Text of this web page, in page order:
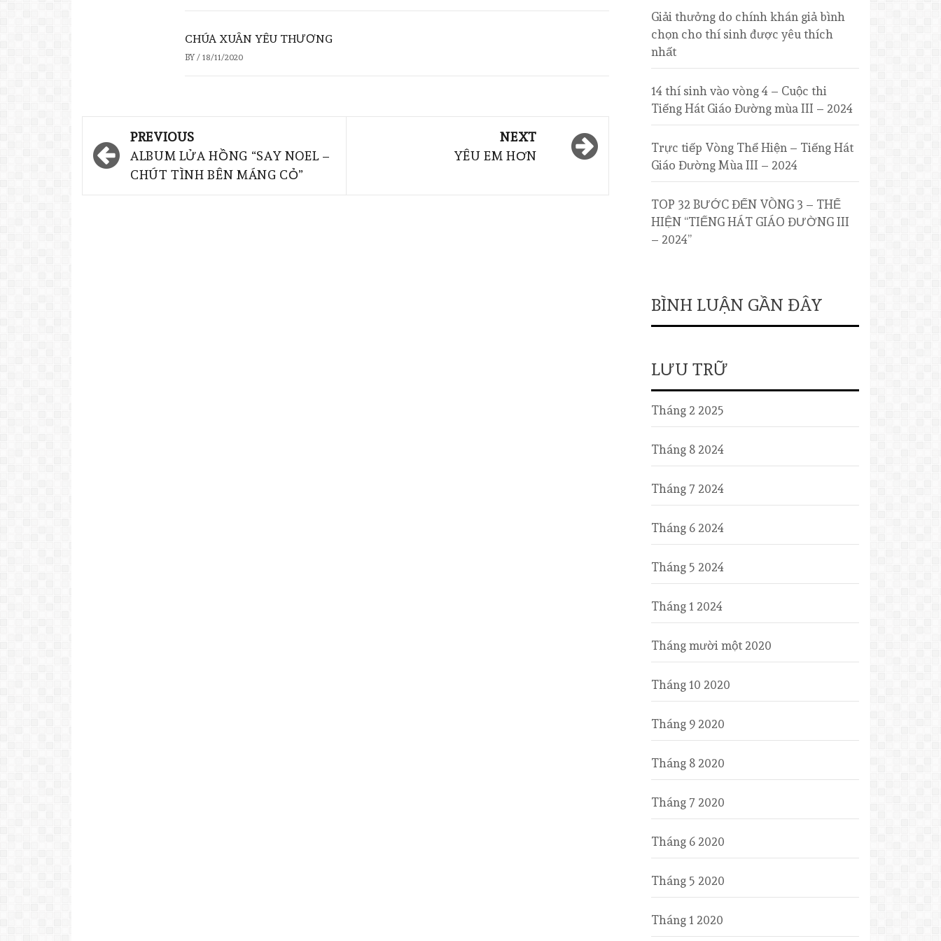
CHÚA XUÂN YÊU THƯƠNG
BY / 18/11/2020
PREVIOUS
ALBUM LỬA HỒNG “SAY NOEL –
CHÚT TÌNH BÊN MÁNG CỎ”
NEXT
YÊU EM HƠN
Giải thưởng do chính khán giả bình
chọn cho thí sinh được yêu thích
nhất
14 thí sinh vào vòng 4 – Cuộc thi
Tiếng Hát Giáo Đường mùa III – 2024
Trực tiếp Vòng Thể Hiện – Tiếng Hát
Giáo Đường Mùa III – 2024
TOP 32 BƯỚC ĐẾN VÒNG 3 – THỂ
HIỆN “TIẾNG HÁT GIÁO ĐƯỜNG III
– 2024”
BÌNH LUẬN GẦN ĐÂY
LƯU TRỮ
Tháng 2 2025
Tháng 8 2024
Tháng 7 2024
Tháng 6 2024
Tháng 5 2024
Tháng 1 2024
Tháng mười một 2020
Tháng 10 2020
Tháng 9 2020
Tháng 8 2020
Tháng 7 2020
Tháng 6 2020
Tháng 5 2020
Tháng 1 2020